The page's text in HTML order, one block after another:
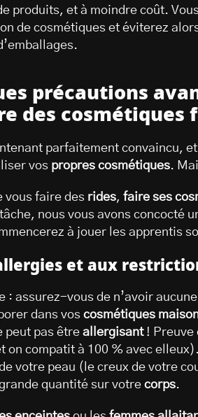
produits, et à moindre coût.
de cosmétiques et éviterez
précautions
des cosmétiques
parfaitement convaincu,
vos propres cosmétiques.
vous faire des rides, faire ses
nous vous avons concocté
à jouer les apprentis
et aux
: assurez-vous de n’avoir aucune
dans vos cosmétiques
peut pas être allergisant ! Preuve
on compatit à 100 % avec
votre peau (le creux de votre
quantité sur votre corps.